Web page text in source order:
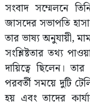
সংবাদ সম্মেলনে
জাসদের সভাপতি
তার ভাষ্য অনুযায়ী,
সংশ্লিষ্টতার তথ্য
দায়িত্বে ছিলেন।
পরবর্তী সময়ে দুটি
হয় এবং তাদের